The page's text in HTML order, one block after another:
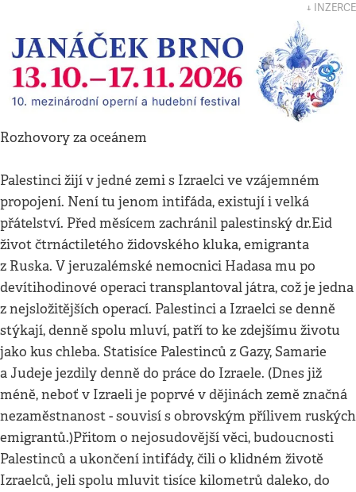
↓ INZERCE
Rozhovory za oceánem
Palestinci žijí v jedné zemi s Izraelci ve vzájemném
propojení. Není tu jenom intifáda, existují i velká
přátelství. Před měsícem zachránil palestinský dr.Eid
život čtrnáctiletého židovského kluka, emigranta
z Ruska. V jeruzalémské nemocnici Hadasa mu po
devítihodinové operaci transplantoval játra, což je jedna
z nejsložitějších operací. Palestinci a Izraelci se denně
stýkají, denně spolu mluví, patří to ke zdejšímu životu
jako kus chleba. Statisíce Palestinců z Gazy, Samarie
a Judeje jezdily denně do práce do Izraele. (Dnes již
méně, neboť v Izraeli je poprvé v dějinách země značná
nezaměstnanost - souvisí s obrovským přílivem ruských
emigrantů.)Přitom o nejosudovější věci, budoucnosti
Palestinců a ukončení intifády, čili o klidném životě
Izraelců, jeli spolu mluvit tisíce kilometrů daleko, do